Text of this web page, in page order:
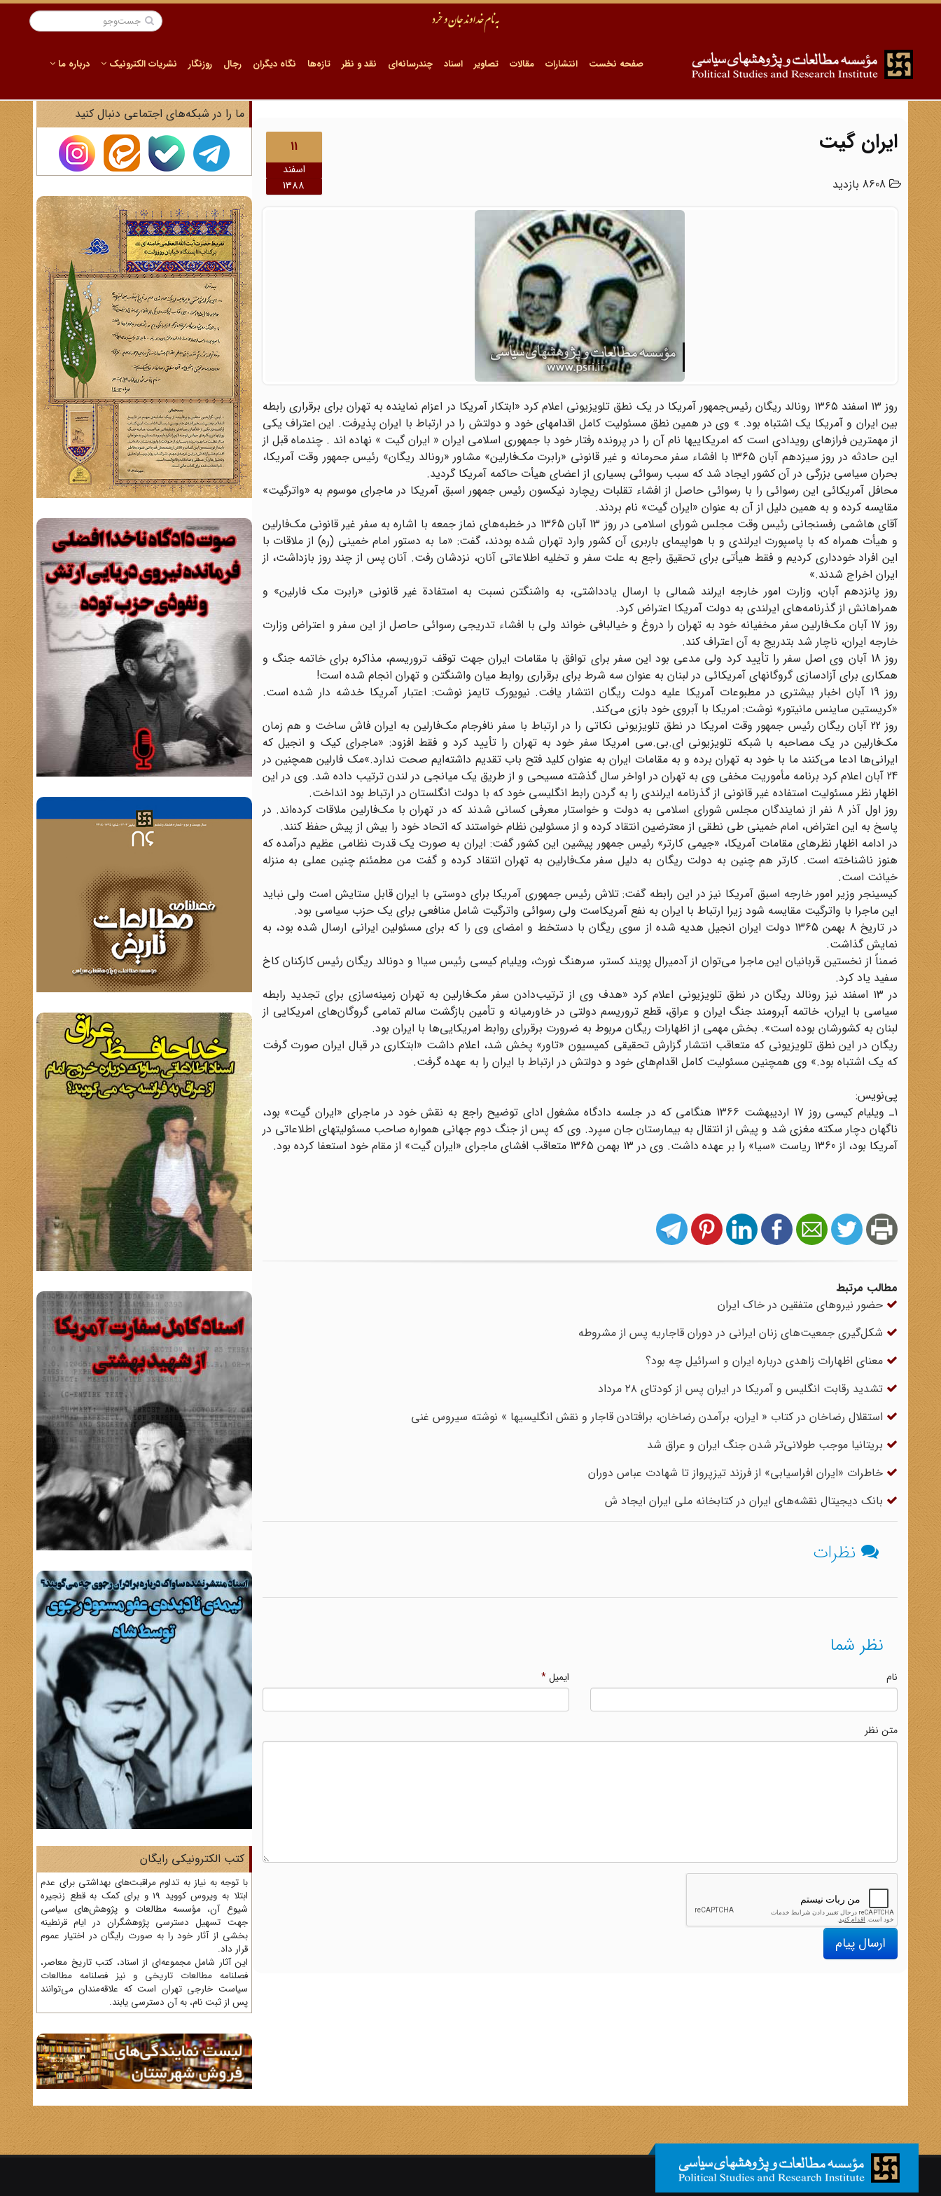
صفحه نخست انتشارات مقالات تصاویر اسناد چندرسانه‌ای نقد و نظر تازه‌ها نگاه دیگران رجال روزنگار نشریات الکترونیک درباره ما
11
اسفند
1388
ایران گیت
روز ۱۳ اسفند ۱۳۶۵ رونالد ریگان رئیس‌جمهور آمریکا در یک نطق تلویزیونی اعلام کرد «ابتکار آمریکا در اعزام نماینده به تهران برای برقراری رابطه
بین ایران و آمریکا یک اشتباه بود. » وی در همین نطق مسئولیت کامل اقدامهای خود و دولتش را در ارتباط با ایران پذیرفت. این اعتراف یکی
از مهمترین فرازهای رویدادی است که امریکاییها نام آن را در پرونده رفتار خود با جمهوری اسلامی ایران « ایران گیت » نهاده اند . چندماه قبل از
این حادثه در روز سیزدهم آبان ۱۳۶۵ با افشاء سفر محرمانه و غیر قانونی «رابرت مک‌فارلین» مشاور «رونالد ریگان» رئیس جمهور وقت آمریکا،
بحران سیاسی بزرگی در آن کشور ایجاد شد که سبب رسوائی بسیاری از اعضای هیأت حاکمه آمریکا گردید.
محافل آمریکائی این رسوائی را با رسوائی حاصل از افشاء تقلبات ریچارد نیکسون رئیس جمهور اسبق آمریکا در ماجرای موسوم به «واترگیت»
مقایسه کرده و به همین دلیل از آن به عنوان «ایران گیت» نام بردند.
آقای هاشمی رفسنجانی رئیس وقت مجلس شورای اسلامی در روز 13 آبان 1365 در خطبه‌های نماز جمعه با اشاره به سفر غیر قانونی مک‌فارلین
و هیأت همراه که با پاسپورت ایرلندی و با هواپیمای باربری آن کشور وارد تهران شده بودند، گفت: «ما به دستور امام خمینی (ره) از ملاقات با
این افراد خودداری کردیم و فقط هیأتی برای تحقیق راجع به علت سفر و تخلیه اطلاعاتی آنان، نزدشان رفت. ‌آنان پس از چند روز بازداشت، از
ایران اخراج شدند.»
روز پانزدهم ‌آبان، وزارت امور خارجه ایرلند شمالی با ارسال یادداشتی، به واشنگتن نسبت به استفادة غیر قانونی «رابرت مک فارلین» و
همراهانش از گذرنامه‌های ایرلندی به دولت آمریکا اعتراض کرد.
روز 17 آبان مک‌فارلین سفر مخفیانه خود به تهران را دروغ و خیالبافی خواند ولی با افشاء تدریجی رسوائی حاصل از این سفر و اعتراض وزارت
خارجه ایران، ناچار شد بتدریج به آن اعتراف کند.
روز 18 آبان وی اصل سفر را تأیید کرد ولی مدعی بود این سفر برای توافق با مقامات ایران جهت توقف تروریسم، مذاکره برای خاتمه جنگ و
همکاری برای آزادسازی گروگانهای آمریکائی در لبنان به عنوان سه شرط برای برقراری روابط میان واشنگتن و تهران انجام شده است!
روز 19 آبان اخبار بیشتری در مطبوعات آمریکا علیه دولت ریگان انتشار یافت. نیویورک تایمز نوشت: اعتبار آمریکا خدشه‌ دار شده است.
«کریستین ساینس مانیتور» نوشت: امریکا با آبروی خود بازی می‌کند.
روز 22 آبان ریگان رئیس جمهور وقت امریکا در نطق تلویزیونی نکاتی را در ارتباط با سفر نافرجام مک‌فارلین به ایران فاش ساخت و هم زمان
مک‌فارلین در یک مصاحبه با شبکه تلویزیونی ای.بی.سی امریکا سفر خود به تهران را تأیید کرد و فقط افزود: «ماجرای کیک و انجیل که
ایرانی‌ها ادعا می‌کنند ما با خود به تهران برده و به مقامات ایران به عنوان کلید فتح باب تقدیم داشته‌ایم صحت ندارد.»مک فارلین همچنین در
24 آبان اعلام کرد برنامه مأموریت مخفی وی به تهران در اواخر سال گذشته مسیحی و از طریق یک میانجی در لندن ترتیب داده شد. وی در این
اظهار نظر مسئولیت استفاده غیر قانونی از گذرنامه ایرلندی را به گردن رابط انگلیسی خود که با دولت انگلستان در ارتباط بود انداخت.
روز اول آذر 8 نفر از نمایندگان مجلس شورای اسلامی به دولت و خواستار معرفی کسانی شدند که در تهران با مک‌فارلین ملاقات کرده‌اند. در
پاسخ به این اعتراض، امام خمینی طی نطقی از معترضین انتقاد کرده و از مسئولین نظام خواستند که اتحاد خود را بیش از پیش حفظ کنند.
در ادامه اظهار نظرهای مقامات آمریکا، «جیمی کارتر» رئیس جمهور پیشین این کشور گفت: ایران به صورت یک قدرت نظامی عظیم درآمده که
هنوز ناشناخته است. کارتر هم چنین به دولت ریگان به دلیل سفر مک‌فارلین به تهران انتقاد کرده و گفت من مطمئنم چنین عملی به منزله
خیانت است.
کیسینجر وزیر امور خارجه اسبق آمریکا نیز در این رابطه گفت: تلاش رئیس جمهوری آمریکا برای دوستی با ایران قابل ستایش است ولی نباید
این ماجرا با واترگیت مقایسه شود زیرا ارتباط با ایران به نفع آمریکاست ولی رسوائی واترگیت شامل منافعی برای یک حزب سیاسی بود.
در تاریخ 8 بهمن 1365 دولت ایران انجیل هدیه شده از سوی ریگان با دستخط و امضای وی را که برای مسئولین ایرانی ارسال شده بود، به‌
نمایش گذاشت.
ضمناً از نخستین قربانیان این ماجرا می‌توان از آدمیرال پویند کستر، سرهنگ نورث، ویلیام کیسی رئیس سیا1 و دونالد ریگان رئیس کارکنان کاخ
سفید یاد کرد.
در ۱۳ اسفند نیز رونالد ریگان در نطق تلویزیونی اعلام کرد «هدف وی از ترتیب‌دادن سفر مک‌فارلین به تهران زمینه‌سازی برای تجدید رابطه
سیاسی با ایران، خاتمه آبرومند جنگ ایران و عراق، قطع تروریسم دولتی در خاورمیانه و تأمین بازگشت سالم تمامی گروگان‌های امریکایی از
لبنان به کشورشان بوده است». بخش مهمی از اظهارات ریگان مربوط به ضرورت برقررای روابط امریکایی‌ها با ایران بود.
ریگان در این نطق تلویزیونی که متعاقب انتشار گزارش تحقیقی کمیسیون «تاور» پخش شد، اعلام داشت «ابتکاری در قبال ایران صورت گرفت
که یک اشتباه بود.» وی همچنین مسئولیت کامل اقدام‌های خود و دولتش در ارتباط با ایران را به عهده گرفت.
پی‌نویس:
1ـ ویلیام کیسی روز 17 اردیبهشت 1366 هنگامی که در جلسه دادگاه مشغول ادای توضیح راجع به نقش خود در ماجرای «ایران گیت» بود،
ناگهان دچار سکته مغزی شد و پیش از انتقال به بیمارستان جان سپرد. وی که پس از جنگ دوم جهانی همواره صاحب مسئولیتهای اطلاعاتی در
آمریکا بود، از 1360 ریاست «سیا» را بر عهده داشت. وی در 13 بهمن 1365 متعاقب افشای ماجرای «ایران گیت» از مقام خود استعفا کرده بود.
مطالب مرتبط
حضور نیروهای متفقین در خاک ایران
شکل‌گیری جمعیت‌های زنان ایرانی در دوران قاجاریه پس از مشروطه
معنای اظهارات زاهدی درباره ایران و اسرائیل چه بود؟
تشدید رقابت انگلیس و آمریکا در ایران پس از کودتای ۲۸ مرداد
استقلال رضاخان در کتاب « ایران، برآمدن رضاخان، برافتادن قاجار و نقش انگلیسیها » نوشته سیروس غنی
بریتانیا موجب طولانی‌تر شدن جنگ ایران و عراق شد
خاطرات «ایران افراسیابی» از فرزند تیزپرواز تا شهادت عباس دوران
بانک دیجیتال نقشه‌های ایران در کتابخانه ملی ایران ایجاد ش
نظرات
نظر شما
نام ایمیل*
متن نظر
ارسال پیام
ما را در شبکه‌های اجتماعی دنبال کنید
کتب الکترونیکی رایگان
با توجه به نیاز به تداوم مراقبت‌های بهداشتی برای عدم
ابتلا به ویروس کووید 19 و برای کمک به قطع زنجیره
شیوع آن، مؤسسه مطالعات و پژوهش‌های سیاسی
جهت تسهیل دسترسی پژوهشگران در ایام قرنطینه
بخشی از آثار خود را به صورت رایگان در اختیار عموم
قرار داد.
این آثار شامل مجموعه‌ای از اسناد، کتب تاریخ معاصر،
فصلنامه‌ مطالعات تاریخی و نیز فصلنامه مطالعات
سیاست خارجی تهران است که علاقه‌مندان می‌توانند
پس از ثبت نام، به آن دسترسی یابند.